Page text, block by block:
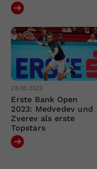
28.06.2023
Erste Bank Open
2023: Medvedev und
Zverev als erste
Topstars